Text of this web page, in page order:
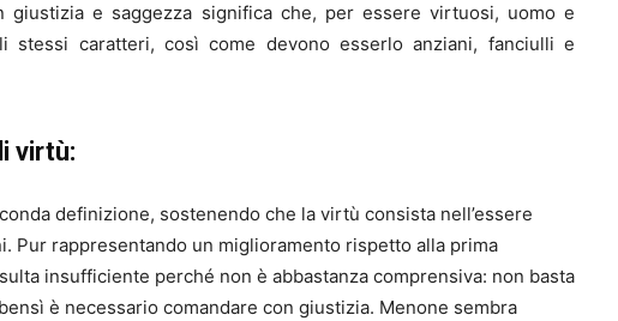
giustizia e saggezza significa che, per essere virtuosi, uomo e
stessi caratteri, così come devono esserlo anziani, fanciulli e
virtù:
definizione, sostenendo che la virtù consista nell’essere
Pur rappresentando un miglioramento rispetto alla prima
insufficiente perché non è abbastanza comprensiva: non basta
è necessario comandare con giustizia. Menone sembra